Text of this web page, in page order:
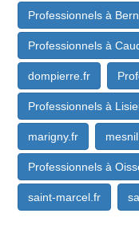
Professionnels à
Professionnels à
dompierre.fr
Professionnels à
marigny.fr
Professionnels à
saint-marcel.fr